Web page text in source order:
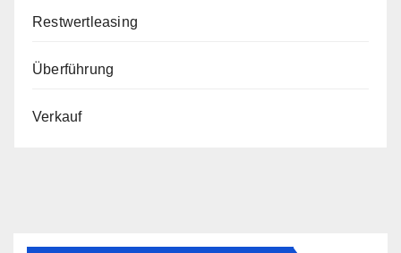
Restwertleasing
Überführung
Verkauf